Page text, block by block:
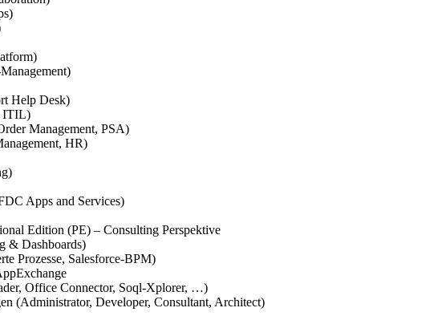
Help Desk)
ITIL)
Management, PSA)
HR)
Apps and Services)
Edition (PE) – Consulting Perspektive
& Dashboards)
Prozesse, Salesforce-BPM)
Office Connector, Soql-Xplorer, …)
(Administrator, Developer, Consultant, Architect)